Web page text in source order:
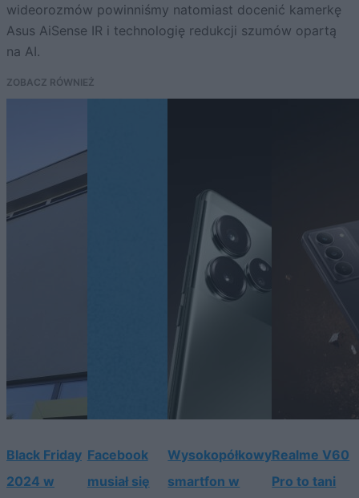
wideorozmów powinniśmy natomiast docenić kamerkę
Asus AiSense IR i technologię redukcji szumów opartą
na AI.
ZOBACZ RÓWNIEŻ
Black Friday
2024 w
Facebook
musiał się
Wysokopółkowy
smartfon w
Realme V60
Pro to tani